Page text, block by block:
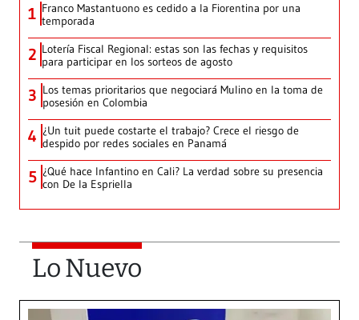
1 Franco Mastantuono es cedido a la Fiorentina por una
temporada
2 Lotería Fiscal Regional: estas son las fechas y requisitos
para participar en los sorteos de agosto
3 Los temas prioritarios que negociará Mulino en la toma de
posesión en Colombia
4 ¿Un tuit puede costarte el trabajo? Crece el riesgo de
despido por redes sociales en Panamá
5 ¿Qué hace Infantino en Cali? La verdad sobre su presencia
con De la Espriella
Lo Nuevo